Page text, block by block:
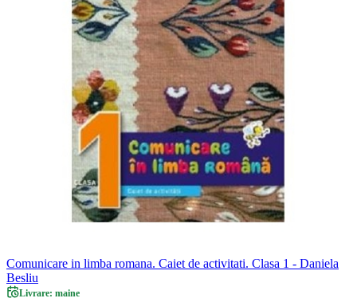
Comunicare in limba romana. Caiet de activitati. Clasa 1 - Daniela
Besliu
Livrare: maine